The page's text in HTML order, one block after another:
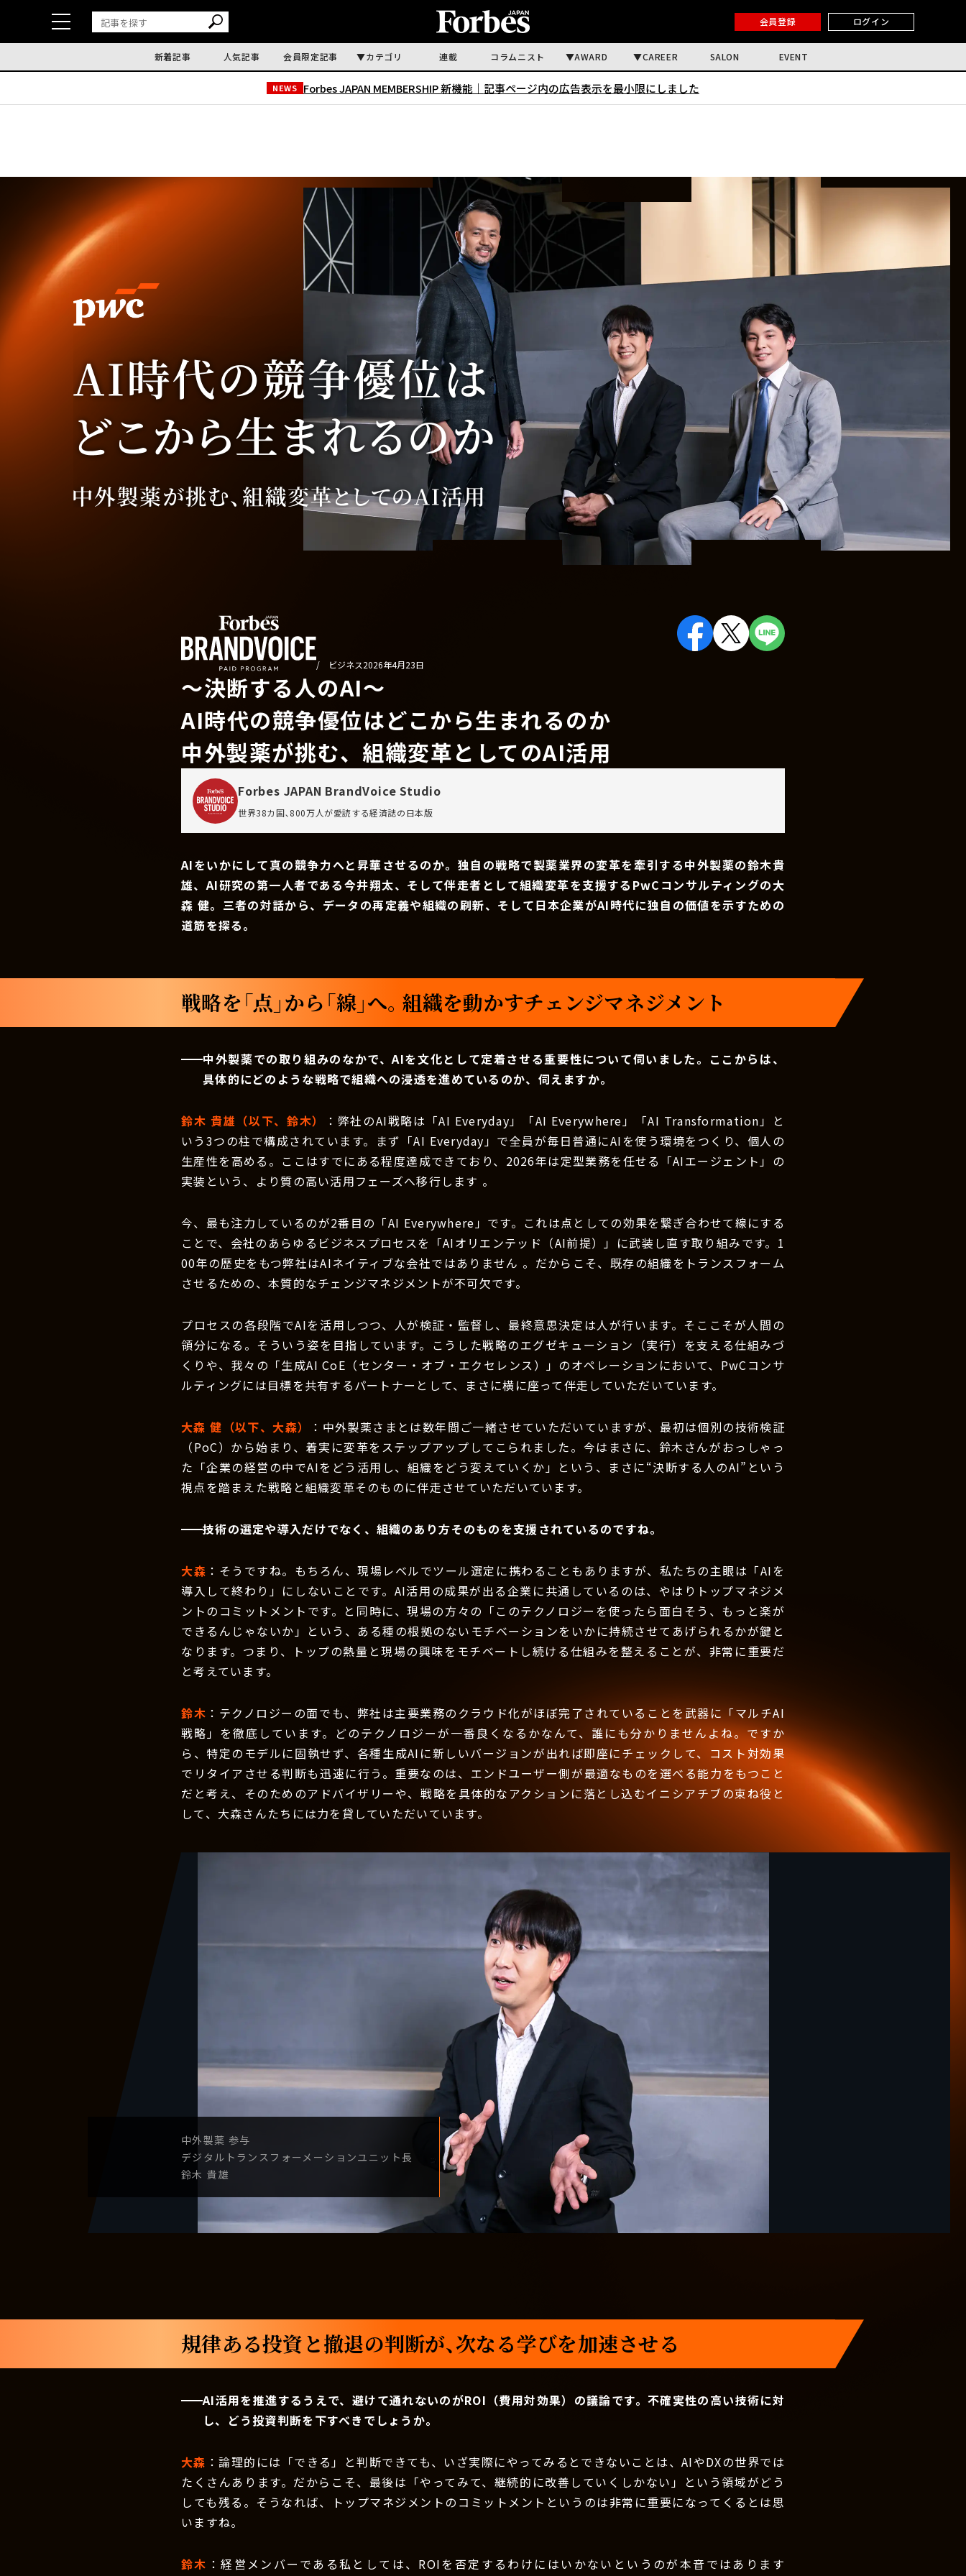
会員登録 ログイン
新着記事 人気記事 会員限定記事 カテゴリ 連載 コラムニスト AWARD CAREER SALON EVENT
NEWS Forbes JAPAN MEMBERSHIP 新機能｜ 記事ページ内の広告表示を最小限にしました
/ ビジネス2026年4月23日
〜決断する人のAI〜
AI時代の競争優位はどこから生まれるのか
中外製薬が挑む、組織変革としてのAI活用
Forbes JAPAN BrandVoice Studio
世界38カ国､800万人が愛読する経済誌の日本版
AIをいかにして真の競争力へと昇華させるのか。独自の戦略で製薬業界の変革を牽引する中外製薬の鈴木貴
雄、AI研究の第一人者である今井翔太、そして伴走者として組織変革を支援するPwCコンサルティングの大
森 健。三者の対話から、データの再定義や組織の刷新、そして日本企業がAI時代に独自の価値を示すための
道筋を探る。
戦略を「点」から「線」へ。組織を動かすチェンジマネジメント
中外製薬での取り組みのなかで、AIを文化として定着させる重要性について伺いました。ここからは、
具体的にどのような戦略で組織への浸透を進めているのか、伺えますか。
鈴木 貴雄（以下、鈴木）
：弊社のAI戦略は「AI Everyday」「AI Everywhere」「AI Transformation」と
いう3つの柱で構成されています。まず「AI Everyday」で全員が毎日普通にAIを使う環境をつくり、個人の
生産性を高める。ここはすでにある程度達成できており、2026年は定型業務を任せる「AIエージェント」の
実装という、より質の高い活用フェーズへ移行します 。
今、最も注力しているのが2番目の「AI Everywhere」です。これは点としての効果を繋ぎ合わせて線にする
ことで、会社のあらゆるビジネスプロセスを「AIオリエンテッド（AI前提）」に武装し直す取り組みです。1
00年の歴史をもつ弊社はAIネイティブな会社ではありません 。だからこそ、既存の組織をトランスフォーム
させるための、本質的なチェンジマネジメントが不可欠です。
プロセスの各段階でAIを活用しつつ、人が検証・監督し、最終意思決定は人が行います。そここそが人間の
領分になる。そういう姿を目指しています。こうした戦略のエグゼキューション（実行）を支える仕組みづ
くりや、我々の「生成AI CoE（センター・オブ・エクセレンス）」のオペレーションにおいて、PwCコンサ
ルティングには目標を共有するパートナーとして、まさに横に座って伴走していただいています。
大森 健（以下、大森）
：中外製薬さまとは数年間ご一緒させていただいていますが、最初は個別の技術検証
（PoC）から始まり、着実に変革をステップアップしてこられました。今はまさに、鈴木さんがおっしゃっ
た「企業の経営の中でAIをどう活用し、組織をどう変えていくか」という、まさに“決断する人のAI”という
視点を踏まえた戦略と組織変革そのものに伴走させていただいています。
技術の選定や導入だけでなく、組織のあり方そのものを支援されているのですね。
大森 ：そうですね。もちろん、現場レベルでツール選定に携わることもありますが、私たちの主眼は「AIを
導入して終わり」にしないことです。AI活用の成果が出る企業に共通しているのは、やはりトップマネジメ
ントのコミットメントです。と同時に、現場の方々の「このテクノロジーを使ったら面白そう、もっと楽が
できるんじゃないか」という、ある種の根拠のないモチベーションをいかに持続させてあげられるかが鍵と
なります。つまり、トップの熱量と現場の興味をモチベートし続ける仕組みを整えることが、非常に重要だ
と考えています。
鈴木 ：テクノロジーの面でも、弊社は主要業務のクラウド化がほぼ完了されていることを武器に「マルチAI
戦略」を徹底しています。どのテクノロジーが一番良くなるかなんて、誰にも分かりませんよね。ですか
ら、特定のモデルに固執せず、各種生成AIに新しいバージョンが出れば即座にチェックして、コスト対効果
でリタイアさせる判断も迅速に行う。重要なのは、エンドユーザー側が最適なものを選べる能力をもつこと
だと考え、そのためのアドバイザリーや、戦略を具体的なアクションに落とし込むイニシアチブの束ね役と
して、大森さんたちには力を貸していただいています。
中外製薬 参与
デジタル トランスフォーメーションユニット長
鈴木 貴雄
規律ある投資と撤退の判断が、次なる学びを加速させる
AI活用を推進するうえで、避けて通れないのがROI（費用対効果）の議論です。不確実性の高い技術に対
し、どう投資判断を下すべきでしょうか。
大森 ：論理的には「できる」と判断できても、いざ実際にやってみるとできないことは、AIやDXの世界では
たくさんあります。だからこそ、最後は「やってみて、継続的に改善していくしかない」という領域がどう
しても残る。そうなれば、トップマネジメントのコミットメントというのは非常に重要になってくるとは思
いますね。
鈴木 ：経営メンバーである私としては、ROIを否定するわけにはいかないというのが本音ではあります